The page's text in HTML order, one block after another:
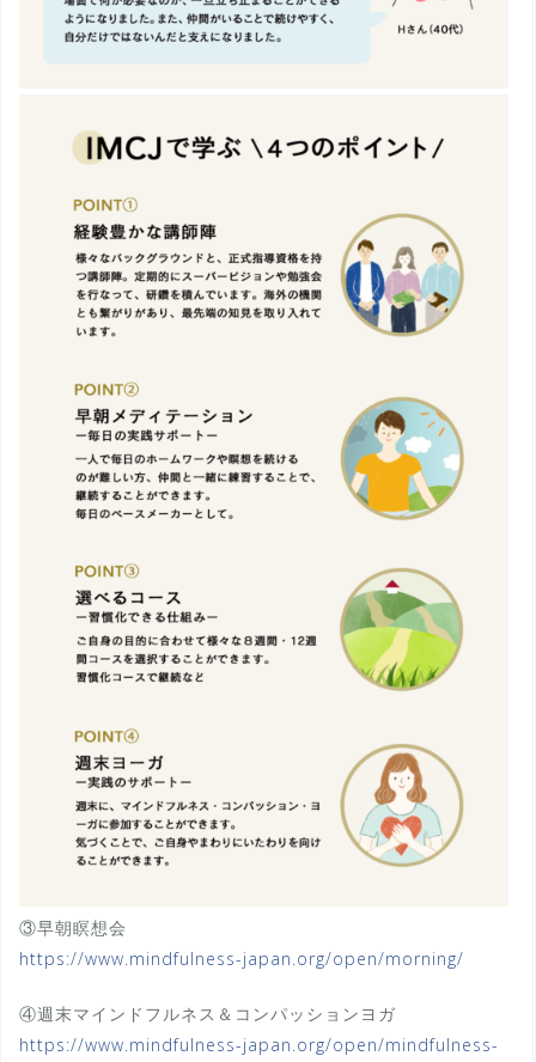
③早朝瞑想会
https://www.mindfulness-japan.org/open/morning/
④週末マインドフルネス＆コンパッションヨガ
https://www.mindfulness-japan.org/open/mindfulness-